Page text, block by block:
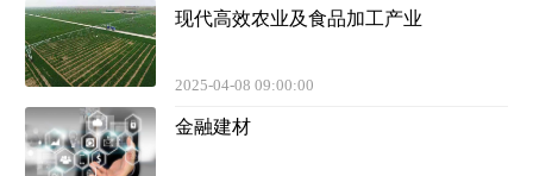
现代高效农业及食品加工产业
2025-04-08 09:00:00
金融建材